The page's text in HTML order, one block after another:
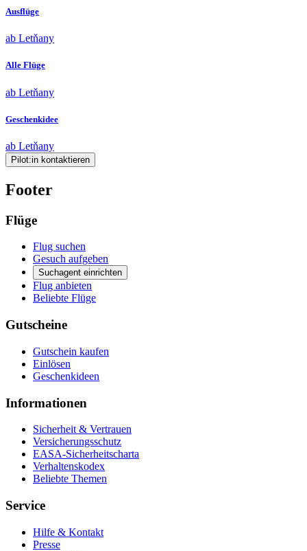
Ausflüge
ab Letňany
Alle Flüge
ab Letňany
Geschenkidee
ab Letňany
Pilot:in kontaktieren
Footer
Flüge
Flug suchen
Gesuch aufgeben
Suchagent einrichten
Flug anbieten
Beliebte Flüge
Gutscheine
Gutschein kaufen
Einlösen
Geschenkideen
Informationen
Sicherheit & Vertrauen
Versicherungsschutz
EASA-Sicherheitscharta
Verhaltenskodex
Beliebte Themen
Service
Hilfe & Kontakt
Presse